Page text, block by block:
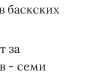
баскских
за
- семи